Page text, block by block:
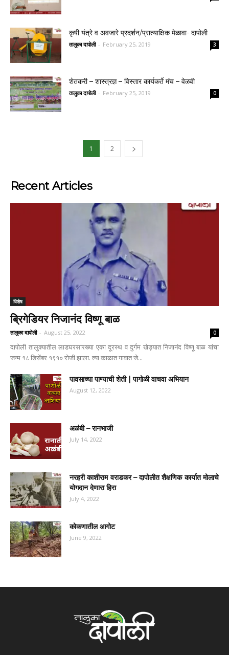
कृषी यंत्रे व अवजारे प्रदर्शन/प्रात्याक्षिक मेळावा- दापोली
तालुका दापोली - February 25, 2019 3
शेतकरी – शास्त्रज्ञ – विस्तार कार्यकर्ते मंच – वेळवी
तालुका दापोली - February 25, 2019 0
1 2
Recent Articles
विशेष
ब्रिगेडियर निजानंद विष्णू बाळ
तालुका दापोली - August 25, 2022 0
दापोली तालुक्यातील लाडघरसारख्या एका दूरस्थ व दुर्गम खेड्यात निजानंद विष्णू बाळ यांचा
जन्म १८ डिसेंबर १९१० रोजी झाला. त्या काळात गावात जे...
पावसाच्या पाण्याची शेती | पागोळी वाचवा अभियान
August 12, 2022
अळंबी – रानभाजी
July 14, 2022
नरहरी काशीराम वराडकर – दापोलीत शैक्षणिक कार्यात मोलाचे
योगदान देणारा हिरा
July 4, 2022
कोकणातील आगोट
June 9, 2022